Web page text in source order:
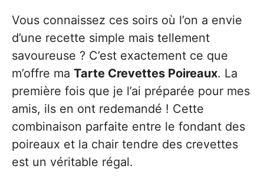
Vous connaissez ces soirs où l’on a envie
d’une recette simple mais tellement
savoureuse ? C’est exactement ce que
m’offre ma Tarte Crevettes Poireaux. La
première fois que je l’ai préparée pour mes
amis, ils en ont redemandé ! Cette
combinaison parfaite entre le fondant des
poireaux et la chair tendre des crevettes
est un véritable régal.